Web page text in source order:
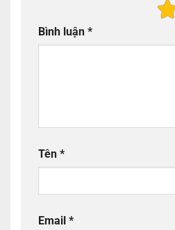
Bình luận *
Tên *
Email *